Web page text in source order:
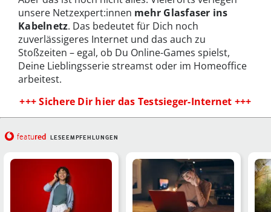
unsere Netzexpert:innen mehr Glasfaser ins
Kabelnetz. Das bedeutet für Dich noch
zuverlässigeres Internet und das auch zu
Stoßzeiten – egal, ob Du Online-Games spielst,
Deine Lieblingsserie streamst oder im Homeoffice
arbeitest.
+++ Sichere Dir hier das Testsieger-Internet +++
featured LESEEMPFEHLUNGEN